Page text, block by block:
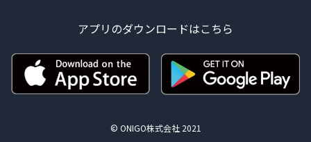
アプリのダウンロードはこちら
© ONIGO株式会社 2021